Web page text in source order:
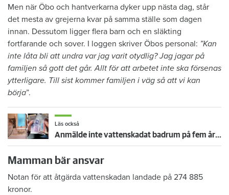
Men när Öbo och hantverkarna dyker upp nästa dag, står
det mesta av grejerna kvar på samma ställe som dagen
innan. Dessutom ligger flera barn och en släkting
fortfarande och sover. I loggen skriver Öbos personal: ”Kan
inte låta bli att undra var jag varit otydlig? Jag jagar på
familjen så gott det går. Allt för att arbetet inte ska försenas
ytterligare. Till sist kommer familjen i väg så att vi kan
börja”.
Läs också
Anmälde inte vattenskadat badrum på fem år – krävs på 125 000 kronor
Mamman bär ansvar
Notan för att åtgärda vattenskadan landade på 274 885
kronor.